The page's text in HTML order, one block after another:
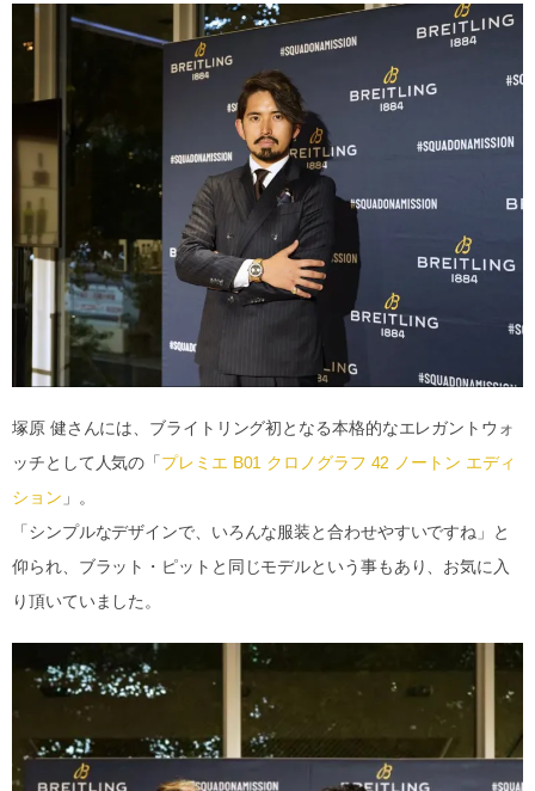
塚原 健さんには、ブライトリング初となる本格的なエレガントウォ
ッチとして人気の「プレミエ B01 クロノグラフ 42 ノートン エディ
ション 」。
「シンプルなデザインで、いろんな服装と合わせやすいですね」と
仰られ、ブラット・ピットと同じモデルという事もあり、お気に入
り頂いていました。